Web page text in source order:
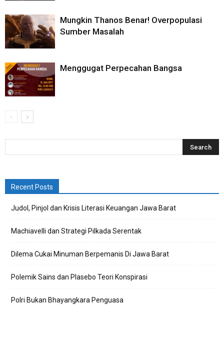
Mungkin Thanos Benar! Overpopulasi
Sumber Masalah
Menggugat Perpecahan Bangsa
Recent Posts
Judol, Pinjol dan Krisis Literasi Keuangan Jawa Barat
Machiavelli dan Strategi Pilkada Serentak
Dilema Cukai Minuman Berpemanis Di Jawa Barat
Polemik Sains dan Plasebo Teori Konspirasi
Polri Bukan Bhayangkara Penguasa